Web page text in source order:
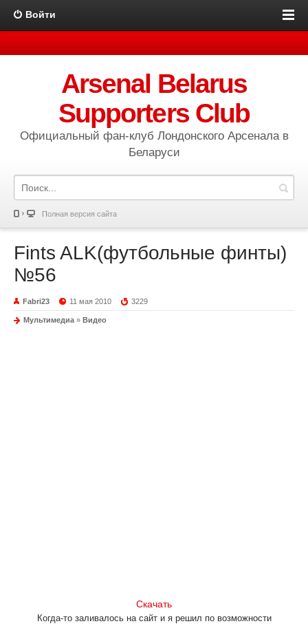
Войти
Arsenal Belarus
Supporters Club
Официальный фан-клуб Лондонского Арсенала в
Беларуси
Полная версия сайта
Fints ALK(футбольные финты)
№56
Fabri23 11 мая 2010 3229
Мультимедиа » Видео
Скачать
Когда-то заливалось на сайт и я решил по возможности